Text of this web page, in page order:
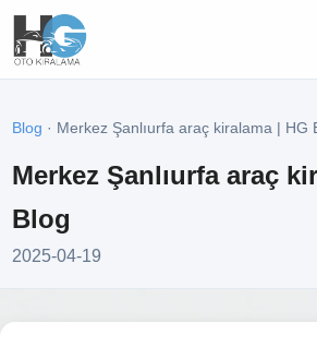
Blog · Merkez Şanlıurfa araç kiralama | HG
Merkez Şanlıurfa araç
Blog
2025-04-19